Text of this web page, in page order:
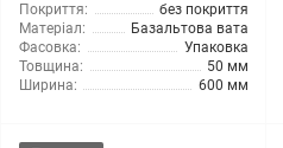
Покриття:
без покриття
Матеріал:
Базальтова вата
Фасовка:
Упаковка
Товщина:
50 мм
Ширина:
600 мм